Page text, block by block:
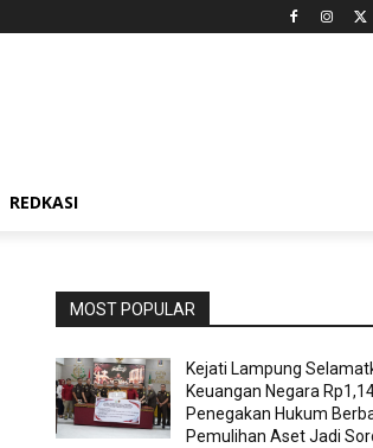
REDKASI
MOST POPULAR
Kejati Lampung
Keuangan Negara
Penegakan Hukum
Pemulihan Aset Jadi